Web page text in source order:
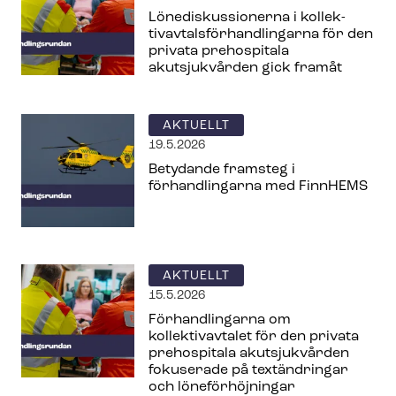
Lö­nedis­kus­sio­ner­na i kol­lek­
tivav­tals­för­hand­ling­ar­na för den
privata prehospitala
akutsjukvården gick framåt
AKTUELLT
19.5.2026
Betydande framsteg i
förhandlingarna med FinnHEMS
AKTUELLT
15.5.2026
Förhandlingarna om
kollektivavtalet för den privata
prehospitala akutsjukvården
fokuserade på textändringar
och löneförhöjningar